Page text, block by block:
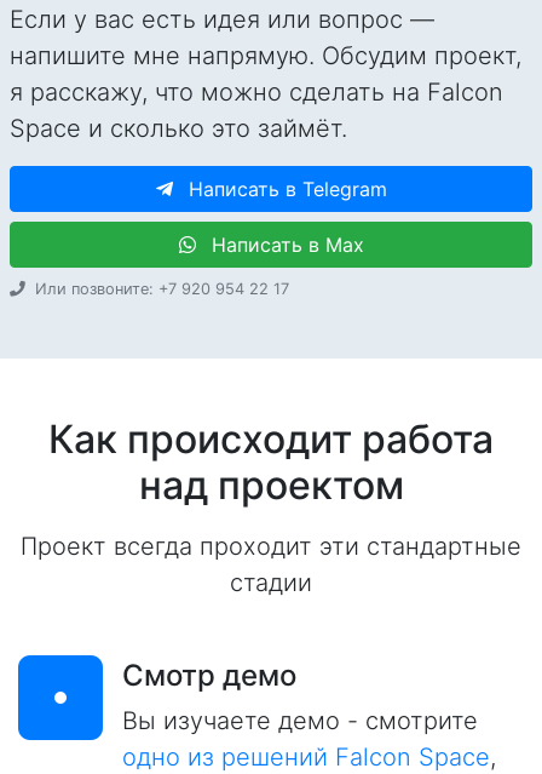
Если у вас есть идея или вопрос —
напишите мне напрямую. Обсудим проект,
я расскажу, что можно сделать на Falcon
Space и сколько это займёт.
Написать в Telegram
Написать в Max
Или позвоните: +7 920 954 22 17
Как происходит работа
над проектом
Проект всегда проходит эти стандартные
стадии
Смотр демо
Вы изучаете демо - смотрите
одно из решений Falcon Space,